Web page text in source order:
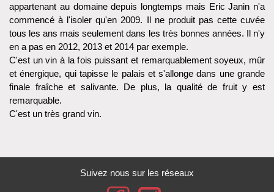
appartenant au domaine depuis longtemps mais Eric Janin n'a
commencé à l'isoler qu'en 2009. Il ne produit pas cette cuvée
tous les ans mais seulement dans les très bonnes années. Il n'y
en a pas en 2012, 2013 et 2014 par exemple.
C'est un vin à la fois puissant et remarquablement soyeux, mûr
et énergique, qui tapisse le palais et s'allonge dans une grande
finale fraîche et salivante. De plus, la qualité de fruit y est
remarquable.
C'est un très grand vin.
Suivez nous sur les réseaux